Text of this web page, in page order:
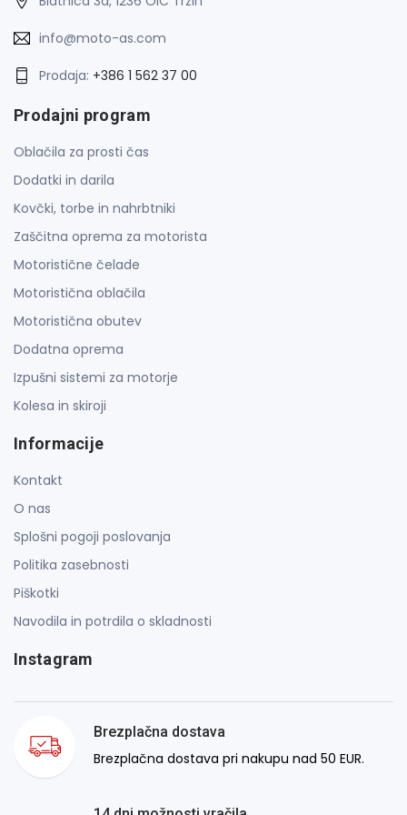
info@moto-as.com
Prodaja: +386 1 562 37 00
Prodajni program
Oblačila za prosti čas
Dodatki in darila
Kovčki, torbe in nahrbtniki
Zaščitna oprema za motorista
Motoristične čelade
Motoristična oblačila
Motoristična obutev
Dodatna oprema
Izpušni sistemi za motorje
Kolesa in skiroji
Informacije
Kontakt
O nas
Splošni pogoji poslovanja
Politika zasebnosti
Piškotki
Navodila in potrdila o skladnosti
Instagram
Brezplačna dostava
Brezplačna dostava pri nakupu nad 50 EUR.